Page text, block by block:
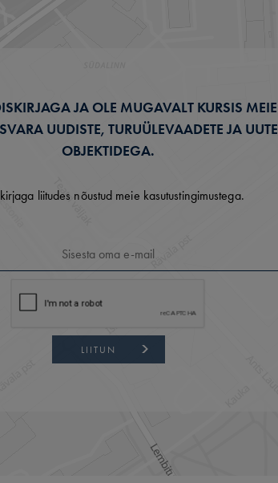
JA OLE MUGAVALT KURSIS MEIE
UUDISTE, TURUÜLEVAADETE JA UUTE
OBJEKTIDEGA.
liitudes nõustud meie kasutustingimustega.
LIITUN